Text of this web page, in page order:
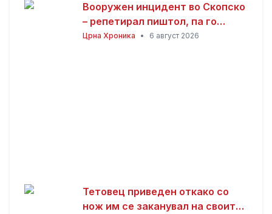
Вооружен инцидент во Скопско
– репетирал пиштол, па го
нападнал со кундако
Црна Хроника • 6 август 2026
Тетовец приведен откако со
нож им се заканувал на своите